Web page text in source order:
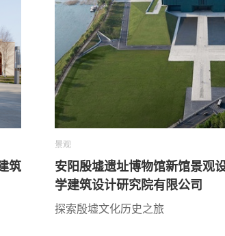
筑
景观
安阳殷墟遗址博物馆新馆景观
学建筑设计研究院有限公司
探索殷墟文化历史之旅